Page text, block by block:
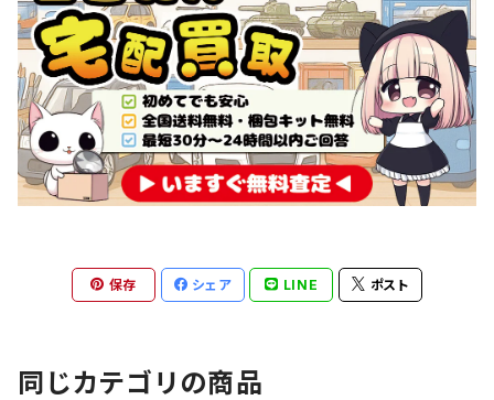
保存 シェア LINE ポスト
同じカテゴリの商品